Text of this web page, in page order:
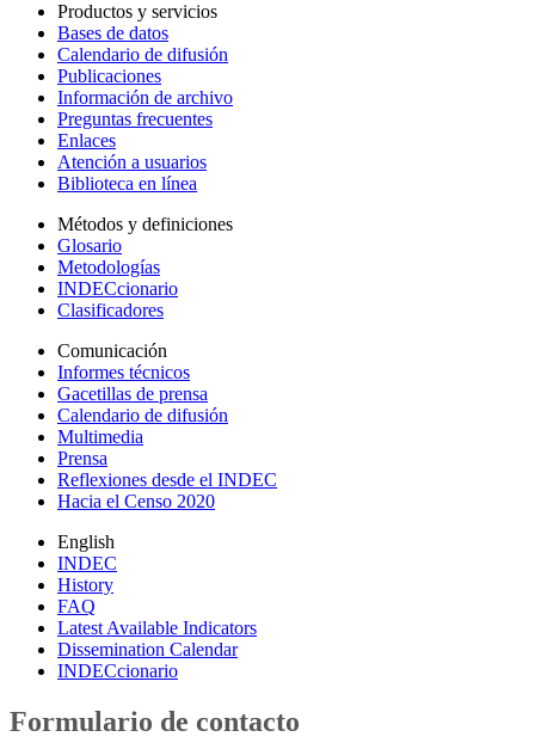
Productos y servicios
Bases de datos
Calendario de difusión
Publicaciones
Información de archivo
Preguntas frecuentes
Enlaces
Atención a usuarios
Biblioteca en línea
Métodos y definiciones
Glosario
Metodologías
INDECcionario
Clasificadores
Comunicación
Informes técnicos
Gacetillas de prensa
Calendario de difusión
Multimedia
Prensa
Reflexiones desde el INDEC
Hacia el Censo 2020
English
INDEC
History
FAQ
Latest Available Indicators
Dissemination Calendar
INDECcionario
Formulario de contacto